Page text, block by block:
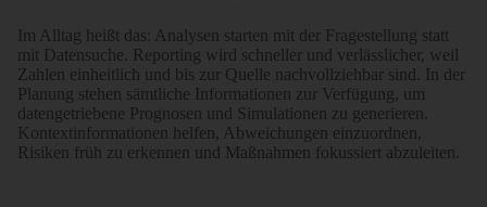
Im Alltag heißt das: Analysen starten mit der Frage­stellung statt
mit Daten­suche. Reporting wird schneller und verläss­licher, weil
Zahlen ein­heit­lich und bis zur Quelle nach­voll­ziehbar sind. In der
Planung stehen sämt­liche Infor­ma­tionen zur Verfügung, um
daten­ge­triebene Prognosen und Simu­la­tionen zu generieren.
Kontext­infor­mationen helfen, Abwei­chungen einzu­ordnen,
Risiken früh zu erkennen und Maßnahmen fokussiert abzuleiten.